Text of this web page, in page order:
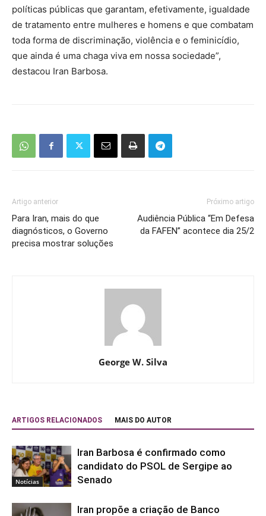
políticas públicas que garantam, efetivamente, igualdade
de tratamento entre mulheres e homens e que combatam
toda forma de discriminação, violência e o feminicídio,
que ainda é uma chaga viva em nossa sociedade”,
destacou Iran Barbosa.
Artigo anterior
Para Iran, mais do que
diagnósticos, o Governo
precisa mostrar soluções
Próximo artigo
Audiência Pública “Em Defesa
da FAFEN” acontece dia 25/2
George W. Silva
ARTIGOS RELACIONADOS MAIS DO AUTOR
Notícias
Iran Barbosa é confirmado como
candidato do PSOL de Sergipe ao
Senado
Iran propõe a criação de Banco